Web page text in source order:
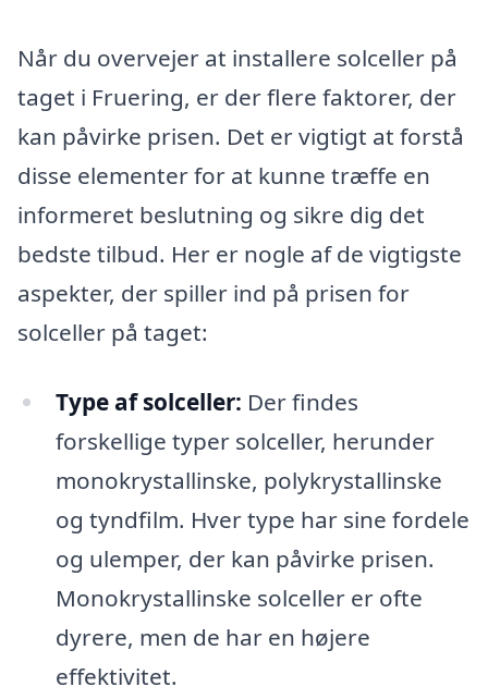
Når du overvejer at installere solceller på
taget i Fruering, er der flere faktorer, der
kan påvirke prisen. Det er vigtigt at forstå
disse elementer for at kunne træffe en
informeret beslutning og sikre dig det
bedste tilbud. Her er nogle af de vigtigste
aspekter, der spiller ind på prisen for
solceller på taget:
Type af solceller: Der findes
forskellige typer solceller, herunder
monokrystallinske, polykrystallinske
og tyndfilm. Hver type har sine fordele
og ulemper, der kan påvirke prisen.
Monokrystallinske solceller er ofte
dyrere, men de har en højere
effektivitet.